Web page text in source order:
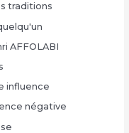
traditions
AFFOLABI
influence
négative